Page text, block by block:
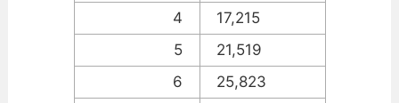
4
17,215
5
21,519
6
25,823